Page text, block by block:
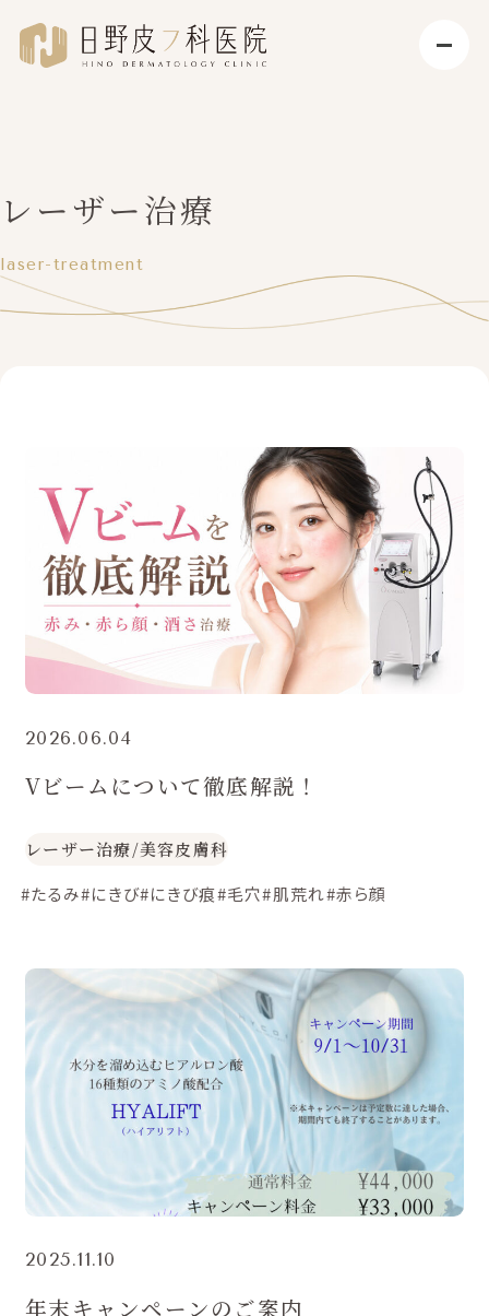
レーザー治療
laser-treatment
2026.06.04
Vビームについて徹底解説！
レーザー治療/美容皮膚科
#たるみ#にきび#にきび痕#毛穴#肌荒れ#赤ら顔
2025.11.10
年末キャンペーンのご案内